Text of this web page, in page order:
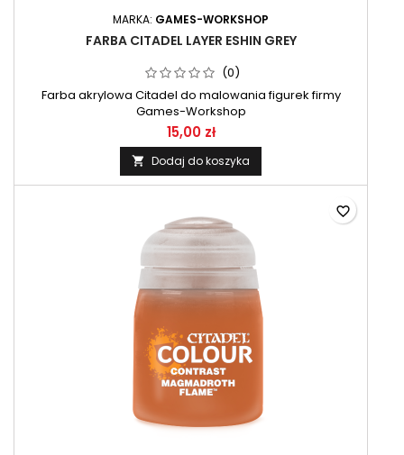
MARKA: GAMES-WORKSHOP
FARBA CITADEL LAYER ESHIN GREY
(0)
Farba akrylowa Citadel do malowania figurek firmy
Games-Workshop
15,00 zł
 Dodaj do koszyka
favorite_border